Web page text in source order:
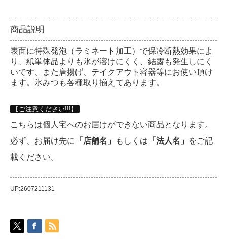
商品説明
表面に特殊発泡（ラミネート加工）で保冷断熱効果によ
り、紙単体品よりも氷が溶けにくく、結露も発生しにく
いです、また唐揚げ、テイクアウト容器等にお使い頂け
ます。氷みつも各種取り揃えてあります。
【ご注意ください!!!】
こちらは個人宅へのお届けができない商品となります。
必ず、お届け先に
「店舗名」 もしくは 「法人名」
をご記
載ください。
UP:2607211131